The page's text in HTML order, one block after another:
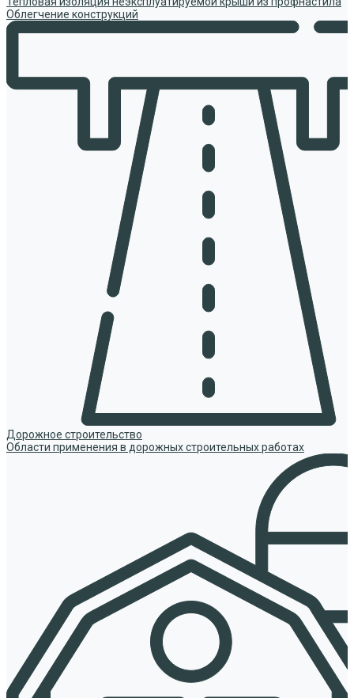
Облегчение конструкций
Дорожное строительство
Области применения в дорожных строительных работах